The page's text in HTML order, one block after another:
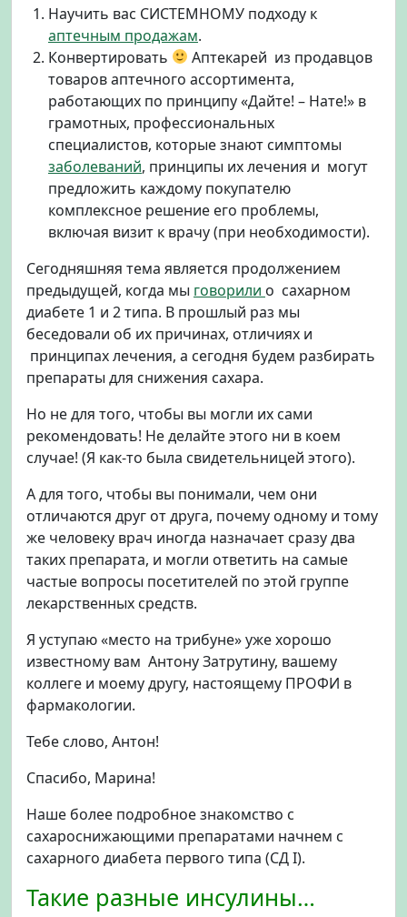
п
а
.
А
б
у
к
а
д
л
я
п
е
к
а
р
я
Научить вас СИСТЕМНОМУ подходу к
аптечным продажам.
Конвертировать
Аптекарей из продавцов
товаров аптечного ассортимента,
работающих по принципу «Дайте! – Нате!» в
грамотных, профессиональных
специалистов, которые знают симптомы
заболеваний, принципы их лечения и могут
предложить каждому покупателю
комплексное решение его проблемы,
включая визит к врачу (при необходимости).
Сегодняшняя тема является продолжением
предыдущей, когда мы говорили о сахарном
диабете 1 и 2 типа. В прошлый раз мы
беседовали об их причинах, отличиях и
принципах лечения, а сегодня будем разбирать
препараты для снижения сахара.
Но не для того, чтобы вы могли их сами
рекомендовать! Не делайте этого ни в коем
случае! (Я как-то была свидетельницей этого).
А для того, чтобы вы понимали, чем они
отличаются друг от друга, почему одному и тому
же человеку врач иногда назначает сразу два
таких препарата, и могли ответить на самые
частые вопросы посетителей по этой группе
лекарственных средств.
Я уступаю «место на трибуне» уже хорошо
известному вам Антону Затрутину, вашему
коллеге и моему другу, настоящему ПРОФИ в
фармакологии.
Тебе слово, Антон!
Спасибо, Марина!
Наше более подробное знакомство с
сахароснижающими препаратами начнем с
сахарного диабета первого типа (CД I).
Такие разные инсулины…